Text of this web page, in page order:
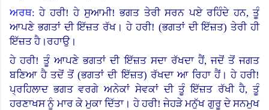
ਅਰਥ: ਹੇ ਹਰੀ! ਹੇ ਸੁਆਮੀ! ਭਗਤ ਤੇਰੀ ਸਰਨ ਪਏ ਰਹਿੰਦੇ ਹਨ, ਤੂੰ
ਆਪਣੇ ਭਗਤਾਂ ਦੀ ਇੱਜ਼ਤ ਰੱਖ। ਹੇ ਹਰੀ! (ਭਗਤਾਂ ਦੀ ਇੱਜ਼ਤ) ਤੇਰੀ ਹੀ
ਇੱਜ਼ਤ ਹੈ।ਰਹਾਉ।
ਹੇ ਹਰੀ! ਤੂੰ ਆਪਣੇ ਭਗਤਾਂ ਦੀ ਇੱਜ਼ਤ ਸਦਾ ਰੱਖਦਾ ਹੈਂ, ਜਦੋਂ ਤੋਂ ਜਗਤ
ਬਣਿਆ ਹੈ ਤਦੋਂ ਤੋਂ (ਭਗਤਾਂ ਦੀ ਇੱਜ਼ਤ) ਰੱਖਦਾ ਆ ਰਿਹਾ ਹੈਂ। ਹੇ ਹਰੀ!
ਪ੍ਰਹਿਲਾਦ ਭਗਤ ਵਰਗੇ ਅਨੇਕਾਂ ਸੇਵਕਾਂ ਦੀ ਤੂੰ ਇੱਜ਼ਤ ਰੱਖੀ ਹੈ, ਤੂੰ
ਹਰਣਾਖਸ ਨੂੰ ਮਾਰ ਕੇ ਮੁਕਾ ਦਿੱਤਾ। ਹੇ ਹਰੀ! ਜੇਹੜੇ ਮਨੁੱਖ ਗੁਰੂ ਦੇ ਸਨਮੁਖ